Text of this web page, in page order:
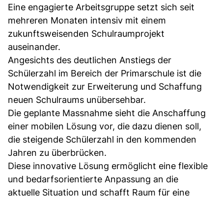
Eine engagierte Arbeitsgruppe setzt sich seit
mehreren Monaten intensiv mit einem
zukunftsweisenden Schulraumprojekt
auseinander.
Angesichts des deutlichen Anstiegs der
Schülerzahl im Bereich der Primarschule ist die
Notwendigkeit zur Erweiterung und Schaffung
neuen Schulraums unübersehbar.
Die geplante Massnahme sieht die Anschaffung
einer mobilen Lösung vor, die dazu dienen soll,
die steigende Schülerzahl in den kommenden
Jahren zu überbrücken.
Diese innovative Lösung ermöglicht eine flexible
und bedarfsorientierte Anpassung an die
aktuelle Situation und schafft Raum für eine